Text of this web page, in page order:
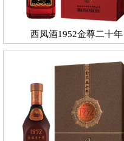
西凤酒1952金尊二十年